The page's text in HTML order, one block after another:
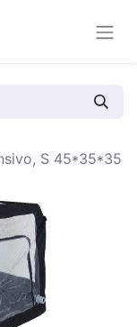
S 45*35*35